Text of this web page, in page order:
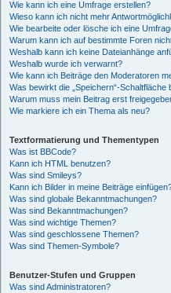
Wie kann ich eine Umfrage erstellen?
Wieso kann ich nicht mehr
Wie bearbeite oder lösche ich eine
Warum kann ich auf bestimmte Foren
Weshalb kann ich keine Dateianhänge
Weshalb wurde ich verwarnt?
Wie kann ich Beiträge den Moderatoren
Was bewirkt die „Speichern“-
Warum muss mein Beitrag erst
Wie markiere ich ein Thema als neu?
Textformatierung und Thementypen
Was ist BBCode?
Kann ich HTML benutzen?
Was sind Smileys?
Kann ich Bilder in meine Beiträge
Was sind globale Bekanntmachungen?
Was sind Bekanntmachungen?
Was sind wichtige Themen?
Was sind geschlossene Themen?
Was sind Themen-Symbole?
Benutzer-Stufen und Gruppen
Was sind Administratoren?